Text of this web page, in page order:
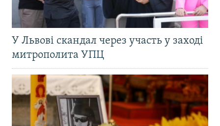
У Львові скандал через участь у заході
митрополита УПЦ